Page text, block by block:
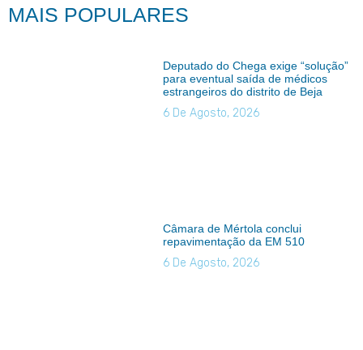
MAIS POPULARES
Deputado do Chega exige “solução”
para eventual saída de médicos
estrangeiros do distrito de Beja
6 De Agosto, 2026
Câmara de Mértola conclui
repavimentação da EM 510
6 De Agosto, 2026